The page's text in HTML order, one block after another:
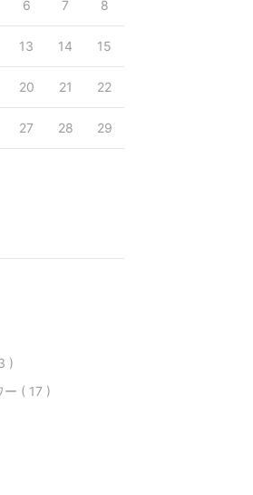
6 7 8
13 14 15
20 21 22
27 28 29
)
ー ( 17 )